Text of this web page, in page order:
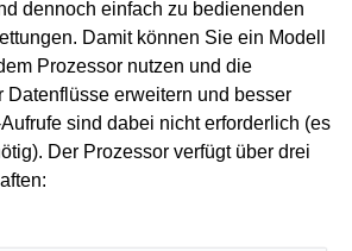
dennoch einfach zu bedienenden
Damit können Sie ein Modell
Prozessor nutzen und die
Datenflüsse erweitern und besser
sind dabei nicht erforderlich (es
Der Prozessor verfügt über drei